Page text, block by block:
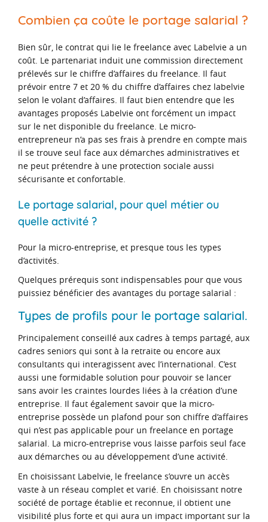
Combien ça coûte le portage salarial ?
Bien sûr, le contrat qui lie le freelance avec Labelvie a un
coût. Le partenariat induit une commission directement
prélevés sur le chiffre d’affaires du freelance. Il faut
prévoir entre 7 et 20 % du chiffre d’affaires chez labelvie
selon le volant d’affaires. Il faut bien entendre que les
avantages proposés Labelvie ont forcément un impact
sur le net disponible du freelance. Le micro-
entrepreneur n’a pas ses frais à prendre en compte mais
il se trouve seul face aux démarches administratives et
ne peut prétendre à une protection sociale aussi
sécurisante et confortable.
Le portage salarial, pour quel métier ou
quelle activité ?
Pour la micro-entreprise, et presque tous les types
d’activités.
Quelques prérequis sont indispensables pour que vous
puissiez bénéficier des avantages du portage salarial :
Types de profils pour le portage salarial.
Principalement conseillé aux cadres à temps partagé, aux
cadres seniors qui sont à la retraite ou encore aux
consultants qui interagissent avec l’international. C’est
aussi une formidable solution pour pouvoir se lancer
sans avoir les craintes lourdes liées à la création d’une
entreprise. Il faut également savoir que la micro-
entreprise possède un plafond pour son chiffre d’affaires
qui n’est pas applicable pour un freelance en portage
salarial. La micro-entreprise vous laisse parfois seul face
aux démarches ou au développement d’une activité.
En choisissant Labelvie, le freelance s’ouvre un accès
vaste à un réseau complet et varié. En choisissant notre
société de portage établie et reconnue, il obtient une
visibilité plus forte et qui aura un impact important sur la